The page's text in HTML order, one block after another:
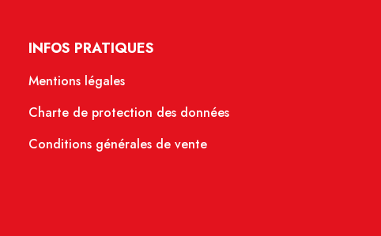
INFOS PRATIQUES
Mentions légales
Charte de protection des données
Conditions générales de vente